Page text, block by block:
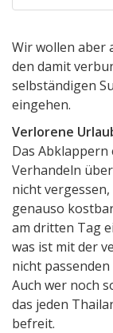
Wir wollen aber
den damit
selbständigen
eingehen.
Verlorene
Das
Verhandeln
nicht
genauso
am dritten Tag
was ist mit der
nicht
Auch wer noch
das jeden
befreit.